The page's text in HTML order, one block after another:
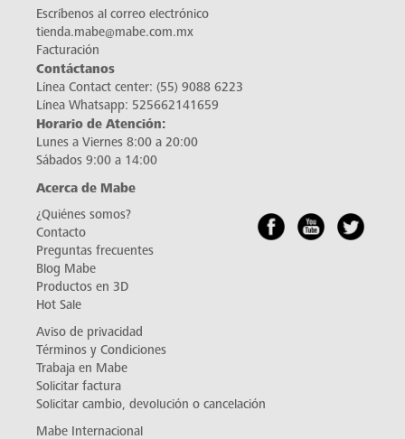
Escríbenos al correo electrónico
tienda.mabe@mabe.com.mx
Facturación
Contáctanos
Línea Contact center: (55) 9088 6223
Línea Whatsapp: 525662141659
Horario de Atención:
Lunes a Viernes 8:00 a 20:00
Sábados 9:00 a 14:00
Acerca de Mabe
¿Quiénes somos?
Contacto
Preguntas frecuentes
Blog Mabe
Productos en 3D
Hot Sale
Aviso de privacidad
Términos y Condiciones
Trabaja en Mabe
Solicitar factura
Solicitar cambio, devolución o cancelación
Mabe Internacional